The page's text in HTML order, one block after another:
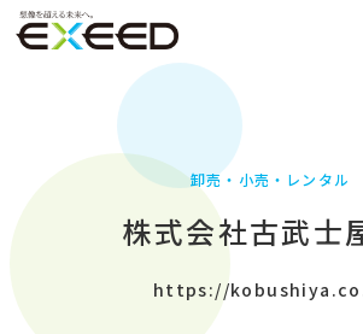
卸売・小売・レンタル
株式会社古武士
https://